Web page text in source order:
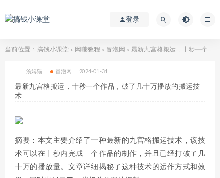
登录
当前位置： 搞钱小课堂 > 网赚教程 > 冒泡网 > 最新九宫格搬运，十秒一个作品，破了几十万播放的搬运技术
汤姆猫 冒泡网 2024-01-31
最新九宫格搬运，十秒一个作品，破了几十万播放的搬运技
术
摘要：本文主要介绍了一种最新的九宫格搬运技术，该技
术可以在十秒内完成一个作品的制作，并且已经打破了几
十万的播放量。文章详细揭秘了这种技术的运作方式和效